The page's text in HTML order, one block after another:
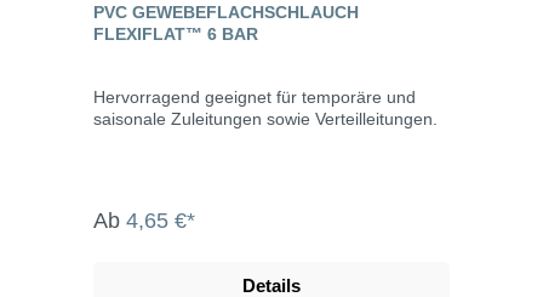
PVC GEWEBEFLACHSCHLAUCH
FLEXIFLAT™ 6 BAR
Hervorragend geeignet für temporäre und
saisonale Zuleitungen sowie Verteilleitungen.
Ab 4,65 €*
Details